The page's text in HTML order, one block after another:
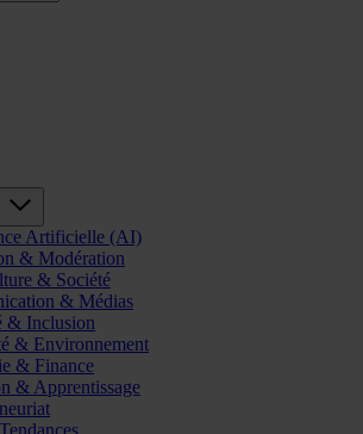
Artificielle (AI)
& Modération
& Société
& Médias
& Inclusion
& Environnement
& Finance
& Apprentissage